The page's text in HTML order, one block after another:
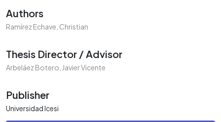
Authors
Ramírez Echave, Christian
Thesis Director / Advisor
Arbeláez Botero, Javier Vicente
Publisher
Universidad Icesi